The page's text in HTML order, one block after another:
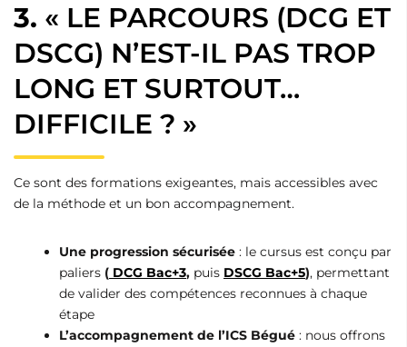
3. « LE PARCOURS (DCG ET
DSCG) N’EST-IL PAS TROP
LONG ET SURTOUT…
DIFFICILE ? »
Ce sont des formations exigeantes, mais accessibles avec
de la méthode et un bon accompagnement.
Une progression sécurisée : le cursus est conçu par
paliers ( DCG Bac+3, puis DSCG Bac+5), permettant
de valider des compétences reconnues à chaque
étape
L’accompagnement de l’ICS Bégué : nous offrons